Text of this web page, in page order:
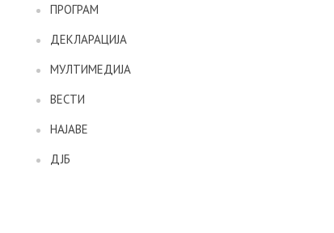
ПРОГРАМ
ДЕКЛАРАЦИЈА
МУЛТИМЕДИЈА
ВЕСТИ
НАЈАВЕ
ДЈБ